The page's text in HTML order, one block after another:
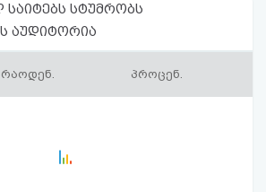
სტუმრობს
აუდიტორია
რაოდენ. პროცენ.